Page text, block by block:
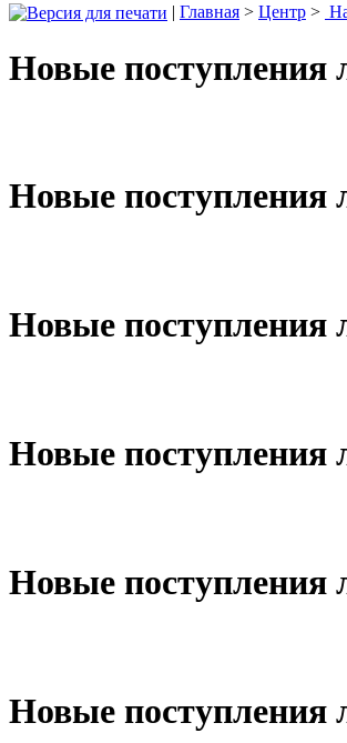
| Главная > Центр >
Новые поступления
Новые поступления
Новые поступления
Новые поступления
Новые поступления
Новые поступления